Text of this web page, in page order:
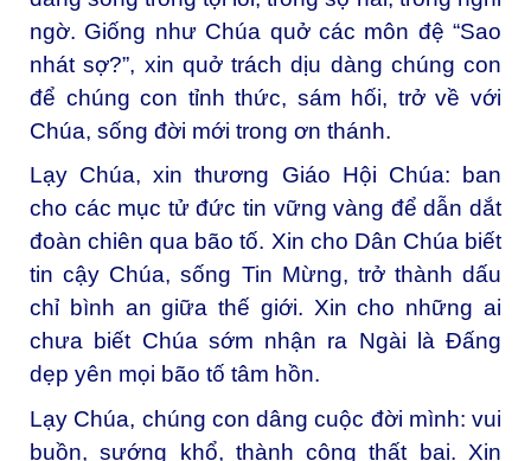
ngờ. Giống như Chúa quở các môn đệ “Sao
nhát sợ?”, xin quở trách dịu dàng chúng con
để chúng con tỉnh thức, sám hối, trở về với
Chúa, sống đời mới trong ơn thánh.
Lạy Chúa, xin thương Giáo Hội Chúa: ban
cho các mục tử đức tin vững vàng để dẫn dắt
đoàn chiên qua bão tố. Xin cho Dân Chúa biết
tin cậy Chúa, sống Tin Mừng, trở thành dấu
chỉ bình an giữa thế giới. Xin cho những ai
chưa biết Chúa sớm nhận ra Ngài là Đấng
dẹp yên mọi bão tố tâm hồn.
Lạy Chúa, chúng con dâng cuộc đời mình: vui
buồn, sướng khổ, thành công thất bại. Xin